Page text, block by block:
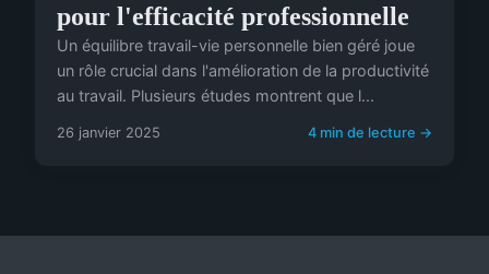
pour l'efficacité professionnelle
Un équilibre travail-vie personnelle bien géré joue
un rôle crucial dans l'amélioration de la productivité
au travail. Plusieurs études montrent que l...
26 janvier 2025 4 min de lecture →